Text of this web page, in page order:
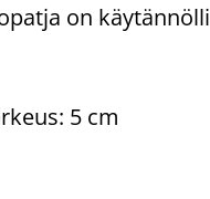
on
5 cm